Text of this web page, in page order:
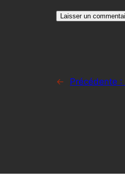
← Précédente :